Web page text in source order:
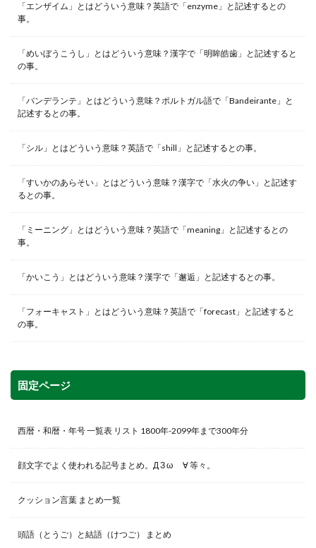
「エンザイム」とはどういう意味？英語で「enzyme」と記述するとの
事。
「めいぼうこうし」とはどういう意味？漢字で「明眸皓歯」と記述すると
の事。
「バンデランテ」とはどういう意味？ポルトガル語で「Bandeirante」と
記述するとの事。
「シル」とはどういう意味？英語で「shill」と記述するとの事。
「すいかのあらそい」とはどういう意味？漢字で「水火の争い」と記述す
るとの事。
「ミーニング」とはどういう意味？英語で「meaning」と記述するとの
事。
「かいこう」とはどういう意味？漢字で「邂逅」と記述するとの事。
「フォーキャスト」とはどういう意味？英語で「forecast」と記述すると
の事。
固定ページ
西暦・和暦・年号 一覧表 リスト 1800年-2099年まで300年分
顔文字でよく使われる記号まとめ。Д З ω ゞ∀ 等々。
クッション言葉 まとめ一覧
頭語（とうご）と結語（けつご） まとめ